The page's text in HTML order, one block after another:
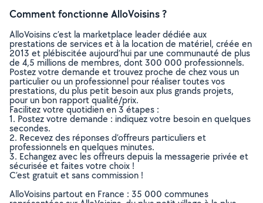
Comment fonctionne AlloVoisins ?
AlloVoisins c’est la marketplace leader dédiée aux
prestations de services et à la location de matériel, créée en
2013 et plébiscitée aujourd’hui par une communauté de plus
de 4,5 millions de membres, dont 300 000 professionnels.
Postez votre demande et trouvez proche de chez vous un
particulier ou un professionnel pour réaliser toutes vos
prestations, du plus petit besoin aux plus grands projets,
pour un bon rapport qualité/prix.
Facilitez votre quotidien en 3 étapes :
1. Postez votre demande : indiquez votre besoin en quelques
secondes.
2. Recevez des réponses d’offreurs particuliers et
professionnels en quelques minutes.
3. Echangez avec les offreurs depuis la messagerie privée et
sécurisée et faites votre choix !
C’est gratuit et sans commission !
AlloVoisins partout en France : 35 000 communes